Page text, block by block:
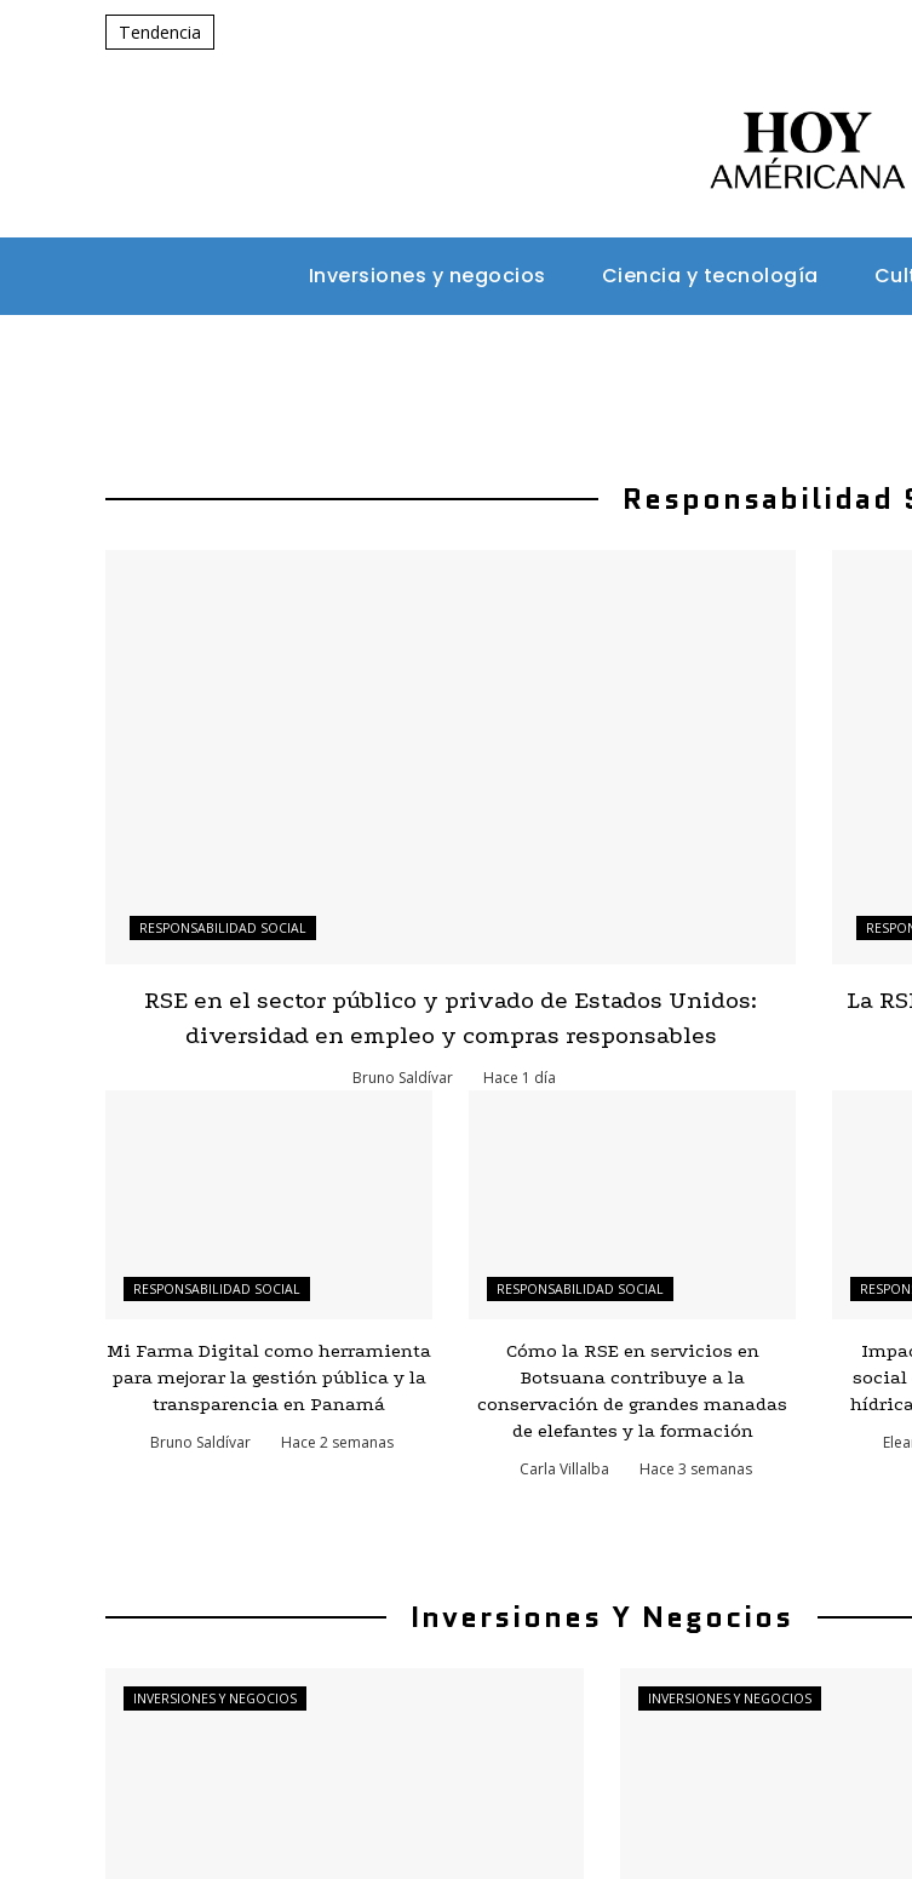
Tendencia
Inversiones y negocios Ciencia y tecnología
Responsabilidad
RESPONSABILIDAD SOCIAL
RSE en el sector público y privado de Estados Unidos:
diversidad en empleo y compras responsables
Bruno Saldívar Hace 1 día
La
RESPONSABILIDAD SOCIAL
Mi Farma Digital como herramienta
para mejorar la gestión pública y la
transparencia en Panamá
Bruno Saldívar Hace 2 semanas
RESPONSABILIDAD SOCIAL
Cómo la RSE en servicios en
Botsuana contribuye a la
conservación de grandes manadas
de elefantes y la formación
Carla Villalba Hace 3 semanas
social
Inversiones Y Negocios
INVERSIONES Y NEGOCIOS INVERSIONES Y NEGOCIOS